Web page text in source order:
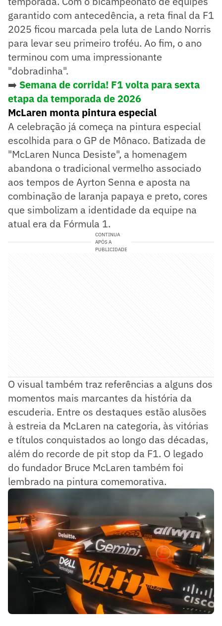
garantido com antecedência, a reta final da F1
2025 ficou marcada pela luta de Lando Norris
para levar seu primeiro troféu. Ao fim, o ano
terminou com uma impressionante
"dobradinha".
➡️ Semana de corrida! F1 volta para sexta
etapa da temporada de 2026
McLaren monta pintura especial
A celebração já começa na pintura especial
escolhida para o GP de Mônaco. Batizada de
"McLaren Nunca Desiste", a homenagem
abandona o tradicional vermelho associado
aos tempos de Ayrton Senna e aposta na
combinação de laranja papaya e preto, cores
que simbolizam a identidade da equipe na
atual era da Fórmula 1.
CONTINUA
APÓS A
PUBLICIDADE
O visual também traz referências a alguns dos
momentos mais marcantes da história da
escuderia. Entre os destaques estão alusões
à estreia da McLaren na categoria, às vitórias
e títulos conquistados ao longo das décadas,
além do recorde de pit stop da F1. O legado
do fundador Bruce McLaren também foi
lembrado na pintura comemorativa.